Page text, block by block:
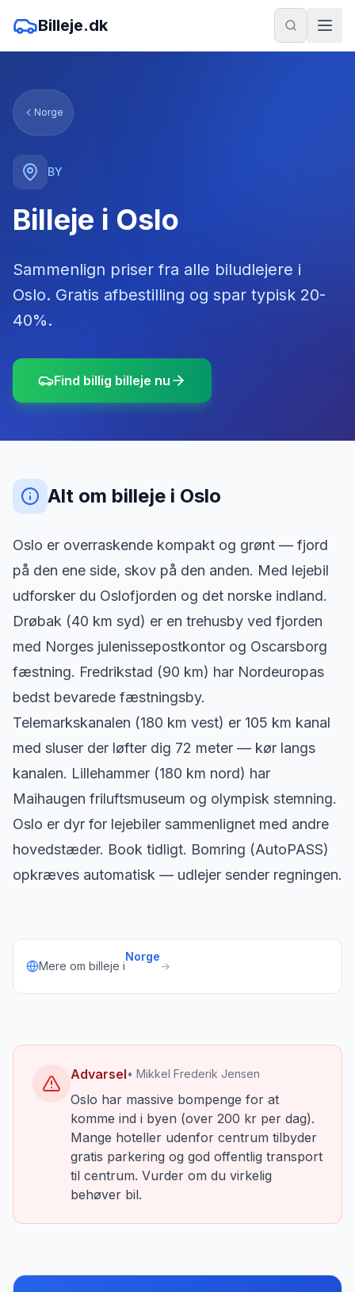
Billeje.dk
Norge
BY
Billeje i Oslo
Sammenlign priser fra alle biludlejere i
Oslo. Gratis afbestilling og spar typisk 20-
40%.
Find billig billeje nu
Alt om billeje i Oslo
Oslo er overraskende kompakt og grønt — fjord
på den ene side, skov på den anden. Med lejebil
udforsker du Oslofjorden og det norske indland.
Drøbak (40 km syd) er en trehusby ved fjorden
med Norges julenissepostkontor og Oscarsborg
fæstning. Fredrikstad (90 km) har Nordeuropas
bedst bevarede fæstningsby.
Telemarkskanalen (180 km vest) er 105 km kanal
med sluser der løfter dig 72 meter — kør langs
kanalen. Lillehammer (180 km nord) har
Maihaugen friluftsmuseum og olympisk stemning.
Oslo er dyr for lejebiler sammenlignet med andre
hovedstæder. Book tidligt. Bomring (AutoPASS)
opkræves automatisk — udlejer sender regningen.
Mere om billeje i
Norge
→
Advarsel• Mikkel Frederik Jensen
Oslo har massive bompenge for at
komme ind i byen (over 200 kr per dag).
Mange hoteller udenfor centrum tilbyder
gratis parkering og god offentlig transport
til centrum. Vurder om du virkelig
behøver bil.